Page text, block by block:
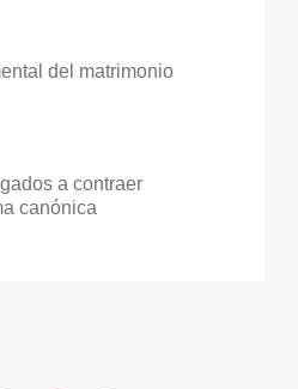
del matrimonio
a contraer
canónica